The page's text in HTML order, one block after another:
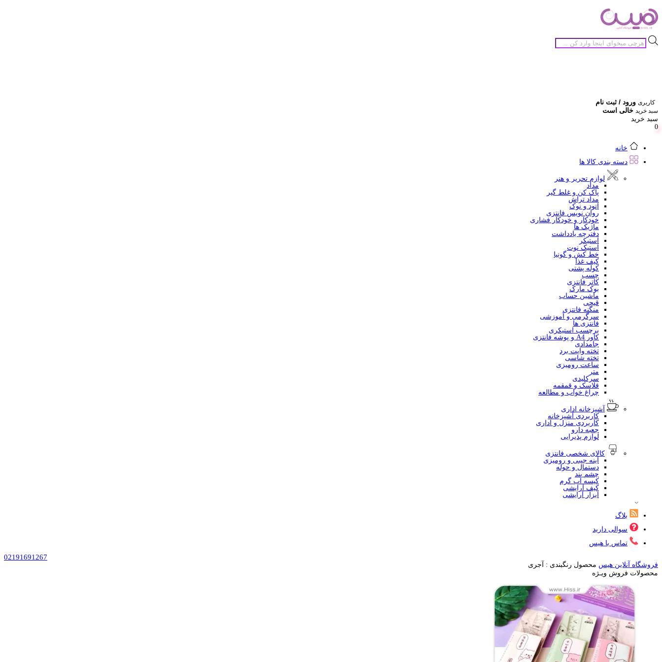
جستجوی
محصولات
کاربری ورود / ثبت نام
سبد خرید خالی است
سبد خرید
0
خانه
دسته بندی کالا ها
لوازم تحریر و هنر
مداد
پاک کن و غلط گیر
مداد تراش
اتود و نوک
روان نویس فانتزی
خودکار و خودکار فشاری
ماژیک ها
دفترچه یادداشت
استیکر
استیک نوت
خط کش و گونیا
کیف غذا
کوله پشتی
چسب
کاتر فانتزی
بوک مارک
ماشین حساب
قیچی
منگنه فانتزی
سرگرمی و آموزشی
فانتزی ها
برچسب استیکری
کاور A4 و پوشه فانتزی
جامدادی
تخته وایت برد
تخته شاسی
ساعت رومیزی
متر
سرکلیدی
فلاسک و قمقمه
چراغ خواب و مطالعه
آشپزخانه اداری
کاربردی آشپزخانه
کاربردی منزل و اداری
جعبه دارو
لوازم پذیرایی
کالای شخصی فانتزی
آینه جیبی و رومیزی
دستمال و حوله
چشم بند
کیسه آب گرم
کیف آرایشی
ابزار آرایشی
بلاگ
سوالی دارید
تماس با هیس
02191691267
فروشگاه آنلاین هیس محصول رنگبندی :
آجری
محصولات فروش ویـژه